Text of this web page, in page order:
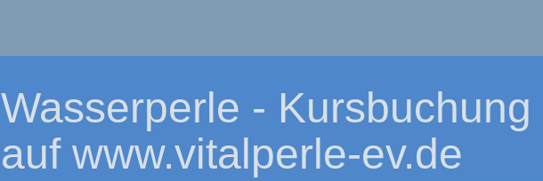
Wasserperle - Kursbuchung
auf www.vitalperle-ev.de